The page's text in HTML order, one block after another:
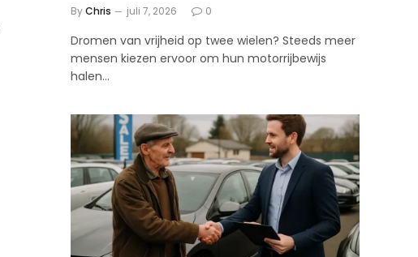
ByChris juli 7, 2026 0
Dromen van vrijheid op twee wielen? Steeds meer
mensen kiezen ervoor om hun motorrijbewijs
halen…